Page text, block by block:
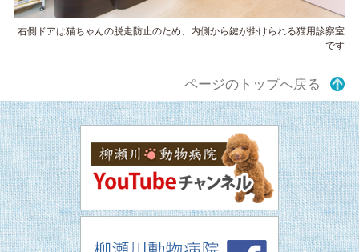
右側ドアは猫ちゃんの脱走防止のため、内側から鍵が掛けられる猫用診察室
です
ページのトップへ戻る